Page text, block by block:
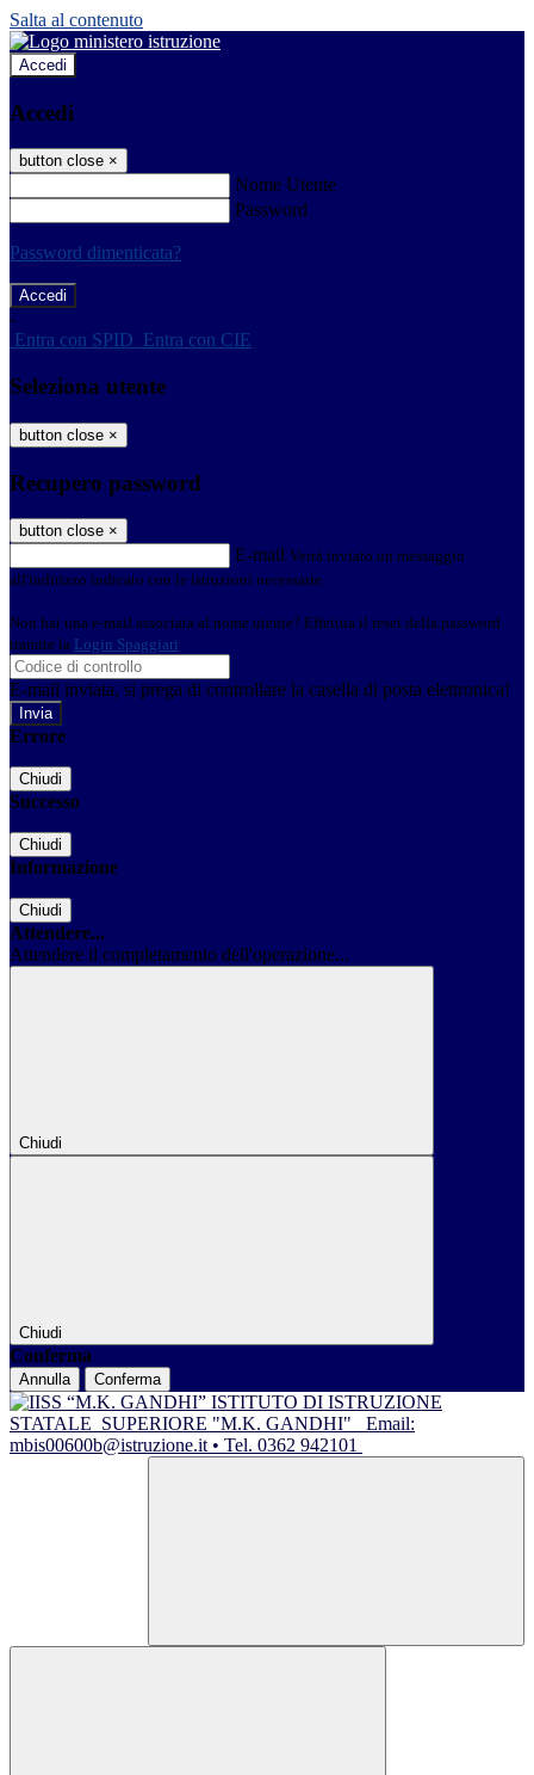
Salta al contenuto
Accedi
Accedi
button close ×
Nome Utente
Password
Password dimenticata?
-
Entra con SPID Entra con CIE
Seleziona utente
button close ×
Recupero password
button close ×
E-mail Verrà inviato un messaggio
all'indirizzo indicato con le istruzioni necessarie.
Non hai una e-mail associata al nome utente? Effettua il reset della password
tramite la Login Spaggiari
E-mail inviata, si prega di controllare la casella di posta elettronica!
Errore
Chiudi
Successo
Chiudi
Informazione
Chiudi
Attendere...
Attendere il completamento dell'operazione...
Chiudi
Chiudi
Conferma
Annulla Conferma
ISTITUTO DI ISTRUZIONE
STATALE SUPERIORE "M.K. GANDHI"
Email:
mbis00600b@istruzione.it • Tel. 0362 942101